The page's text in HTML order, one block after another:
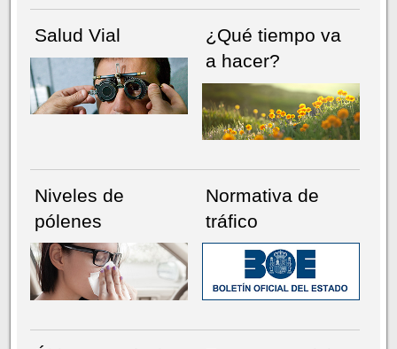
Salud Vial
¿Qué tiempo va
a hacer?
Niveles de
pólenes
Normativa de
tráfico